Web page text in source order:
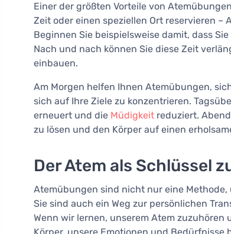
Einer der größten Vorteile von
Zeit oder einen speziellen Ort reservieren
Beginnen Sie beispielsweise damit, dass
Nach und nach können Sie diese Zeit
einbauen.
Am Morgen helfen Ihnen Atemübungen,
sich auf Ihre Ziele zu konzentrieren.
erneuert und die Müdigkeit reduziert.
zu lösen und den Körper auf einen
Der Atem als Schlüssel
Atemübungen sind nicht nur eine
Sie sind auch ein Weg zur persönlichen
Wenn wir lernen, unserem Atem